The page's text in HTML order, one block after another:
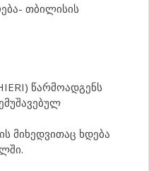
თბილისის
წარმოადგენს
მიხედვითაც ხდება